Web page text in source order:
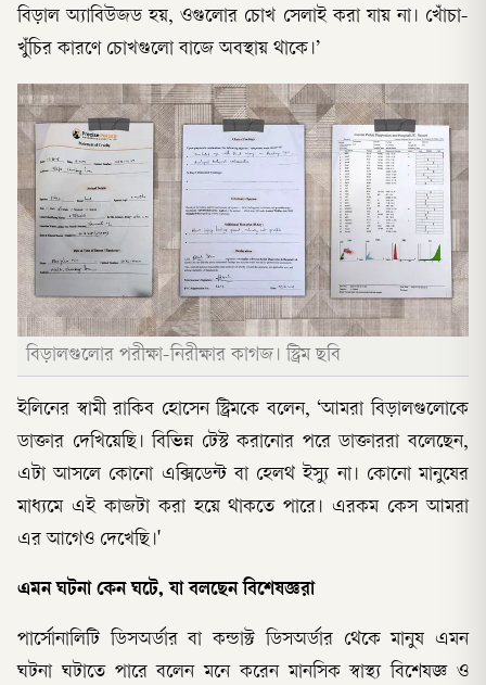
বিড়াল অ্যাবিউজড হয়, ওগুলোর চোখ সেলাই করা যায় না। খোঁচা-
খুঁচির কারণে চোখগুলো বাজে অবস্থায় থাকে।’
বিড়ালগুলোর পরীক্ষা-নিরীক্ষার কাগজ। স্ট্রিম ছবি
ইলিনের স্বামী রাকিব হোসেন স্ট্রিমকে বলেন, ‘আমরা বিড়ালগুলোকে
ডাক্তার দেখিয়েছি। বিভিন্ন টেস্ট করানোর পরে ডাক্তাররা বলেছেন,
এটা আসলে কোনো এক্সিডেন্ট বা হেলথ ইস্যু না। কোনো মানুষের
মাধ্যমে এই কাজটা করা হয়ে থাকতে পারে। এরকম কেস আমরা
এর আগেও দেখেছি।'
এমন ঘটনা কেন ঘটে, যা বলছেন বিশেষজ্ঞরা
পার্সোনালিটি ডিসঅর্ডার বা কন্ডাক্ট ডিসঅর্ডার থেকে মানুষ এমন
ঘটনা ঘটাতে পারে বলেন মনে করেন মানসিক স্বাস্থ্য বিশেষজ্ঞ ও